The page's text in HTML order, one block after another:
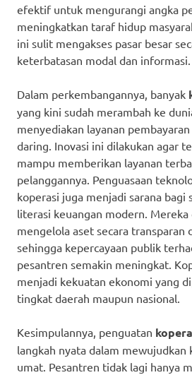
efektif untuk mengurangi angka
meningkatkan taraf hidup
ini sulit mengakses pasar besar
keterbatasan modal dan informasi.
Dalam perkembangannya, banyak
yang kini sudah merambah ke
menyediakan layanan
daring. Inovasi ini dilakukan agar
mampu memberikan layanan
pelanggannya. Penguasaan
koperasi juga menjadi sarana
literasi keuangan modern.
mengelola aset secara transparan
sehingga kepercayaan publik
pesantren semakin meningkat.
menjadi kekuatan ekonomi yang
tingkat daerah maupun nasional.
Kesimpulannya, penguatan
langkah nyata dalam mewujudkan
umat. Pesantren tidak lagi hanya